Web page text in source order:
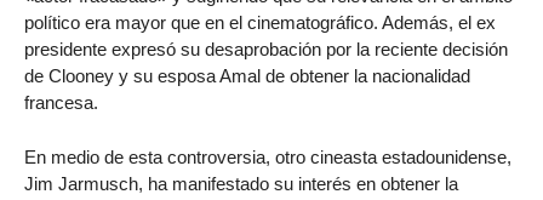
político era mayor que en el cinematográfico. Además, el ex
presidente expresó su desaprobación por la reciente decisión
de Clooney y su esposa Amal de obtener la nacionalidad
francesa.
En medio de esta controversia, otro cineasta estadounidense,
Jim Jarmusch, ha manifestado su interés en obtener la